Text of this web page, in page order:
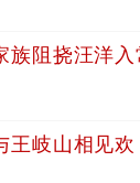
族阻挠汪洋入
王岐山相见欢